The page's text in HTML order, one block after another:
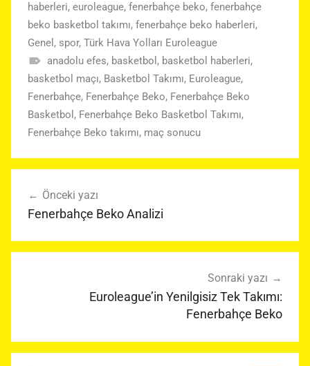
haberleri, euroleague, fenerbahçe beko, fenerbahçe
beko basketbol takımı, fenerbahçe beko haberleri,
Genel , spor, Türk Hava Yolları Euroleague
anadolu efes, basketbol , basketbol haberleri,
basketbol maçı, Basketbol Takımı, Euroleague,
Fenerbahçe, Fenerbahçe Beko, Fenerbahçe Beko
Basketbol , Fenerbahçe Beko Basketbol Takımı,
Fenerbahçe Beko takımı, maç sonucu
gezinmesi
Önceki yazı
Fenerbahçe Beko Analizi
Sonraki yazı
Euroleague’in Yenilgisiz Tek Takımı:
Fenerbahçe Beko